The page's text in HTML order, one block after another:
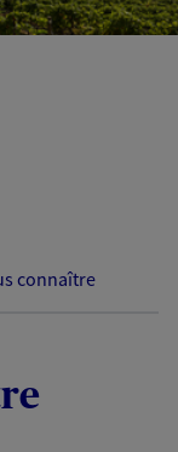
connaître